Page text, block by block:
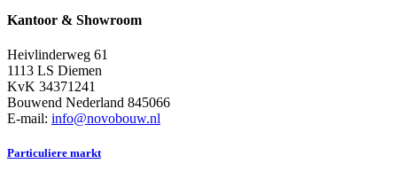
Kantoor & Showroom
Heivlinderweg 61
1113 LS Diemen
KvK 34371241
Bouwend Nederland 845066
E-mail: info@novobouw.nl
Particuliere markt